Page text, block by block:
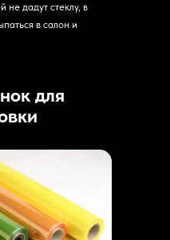
дадут стеклу, в
в салон и
для